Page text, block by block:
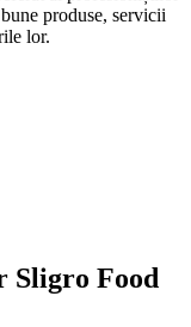
produse, servicii
lor.
Sligro Food